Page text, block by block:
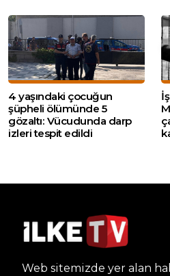
4 yaşındaki çocuğun
şüpheli ölümünde 5
gözaltı: Vücudunda darp
izleri tespit edildi
Web sitemizde yer alan